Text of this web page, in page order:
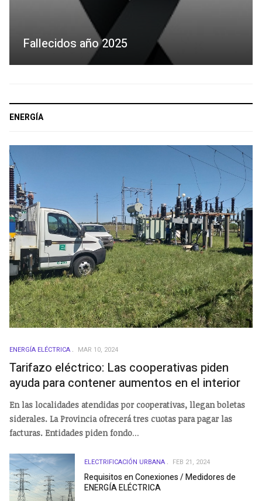
Fallecidos año 2025
ENERGÍA
ENERGÍA ELÉCTRICA MAR 10, 2024
Tarifazo eléctrico: Las cooperativas piden
ayuda para contener aumentos en el interior
En las localidades atendidas por cooperativas, llegan boletas
siderales. La Provincia ofrecerá tres cuotas para pagar las
facturas. Entidades piden fondo...
ELECTRIFICACIÓN URBANA FEB 21, 2024
Requisitos en Conexiones / Medidores de
ENERGÍA ELÉCTRICA